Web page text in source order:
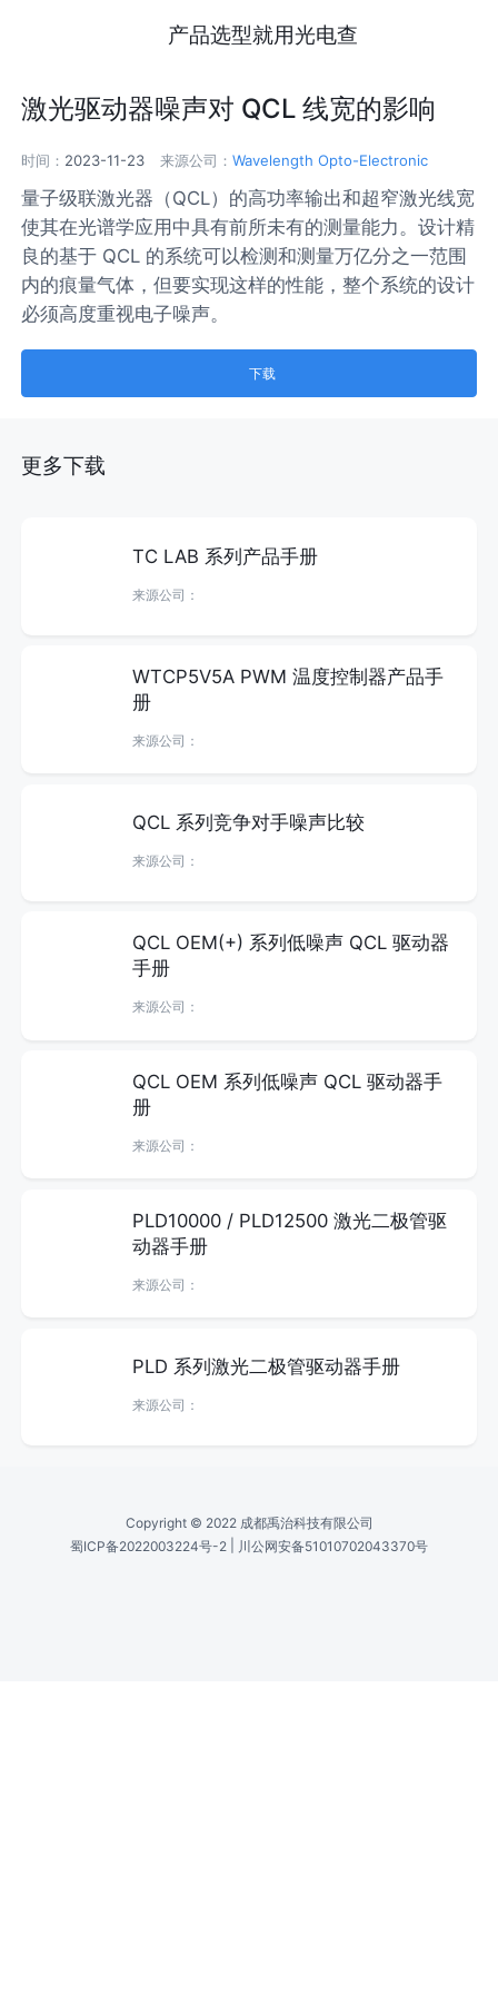
产品选型就用光电查
激光驱动器噪声对 QCL 线宽的影响
时间： 2023-11-23 来源公司：Wavelength Opto-Electronic
量子级联激光器（QCL）的高功率输出和超窄激光线宽
使其在光谱学应用中具有前所未有的测量能力。设计精
良的基于 QCL 的系统可以检测和测量万亿分之一范围
内的痕量气体，但要实现这样的性能，整个系统的设计
必须高度重视电子噪声。
下载
更多下载
TC LAB 系列产品手册
来源公司：
WTCP5V5A PWM 温度控制器产品手
册
来源公司：
QCL 系列竞争对手噪声比较
来源公司：
QCL OEM(+) 系列低噪声 QCL 驱动器
手册
来源公司：
QCL OEM 系列低噪声 QCL 驱动器手
册
来源公司：
PLD10000 / PLD12500 激光二极管驱
动器手册
来源公司：
PLD 系列激光二极管驱动器手册
来源公司：
Copyright © 2022 成都禹治科技有限公司
蜀ICP备2022003224号-2
川公网安备51010702043370号